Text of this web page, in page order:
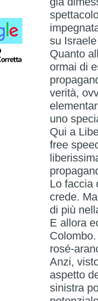
su
Quanto
ormai di
verità,
uno
Qui a
free
Lo faccia
crede.
di più
E allora
rosé-
Anzi,
aspetto
sinistra